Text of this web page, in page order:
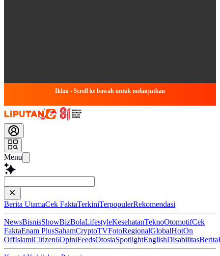
Iklan - Scroll ke bawah untuk melanjutkan
Menu
Baca lebih c
Berita UtamaCek FaktaTerkiniTerpopulerRekomendasi
NewsBisnisShowBizBolaLifestyleKesehatanTeknoOtomotifCek
FaktaEnam PlusSahamCryptoTVFotoRegionalGlobalHotOn
OffIslamiCitizen6OpiniFeedsOtosiaSpotlightEnglishDisabilitasBerita